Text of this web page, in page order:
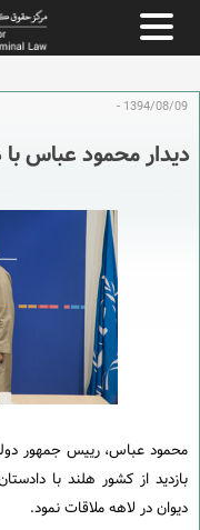
1394/08/09 -
دیدار محمود عباس با
محمود عباس، رییس جمهور
بازدید از کشور هلند با
دیوان در لاهه ملاقات نمود.